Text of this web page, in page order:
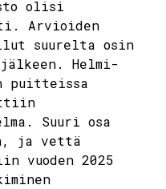
olisi
Arvioiden
suurelta osin
jälkeen. Helmi-
puitteissa
Suuri osa
ja vettä
vuoden 2025